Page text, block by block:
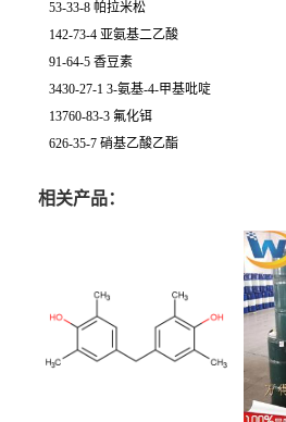
53-33-8 帕拉米松
142-73-4 亚氨基二乙酸
91-64-5 香豆素
3430-27-1 3-氨基-4-甲基吡啶
13760-83-3 氟化铒
626-35-7 硝基乙酸乙酯
相关产品：